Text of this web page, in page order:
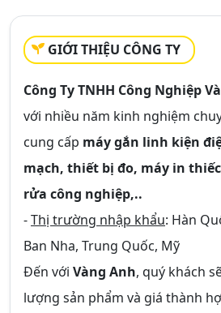
GIỚI THIỆU CÔNG TY
Công Ty TNHH Công Nghiệp
với nhiều năm kinh nghiệm
cung cấp máy gắn linh kiện
mạch, thiết bị đo, máy in
rửa công nghiệp,..
-Thị trường nhập khẩu: Hàn
Ban Nha, Trung Quốc, Mỹ
Đến với Vàng Anh, quý khách
lượng sản phẩm và giá thành